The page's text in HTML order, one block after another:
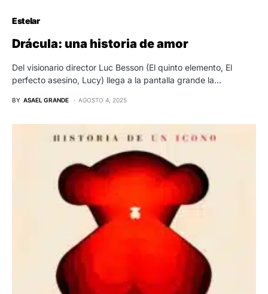
Estelar
Drácula: una historia de amor
Del visionario director Luc Besson (El quinto elemento, El
perfecto asesino, Lucy) llega a la pantalla grande la…
BY ASAEL GRANDE AGOSTO 4, 2025